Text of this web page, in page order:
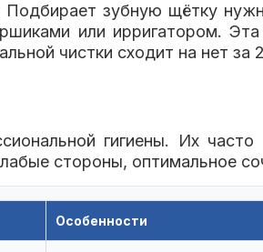
зубную щётку
или ирригатором.
чистки сходит на нет за
гигиены. Их
стороны, оптимальное
Особенности